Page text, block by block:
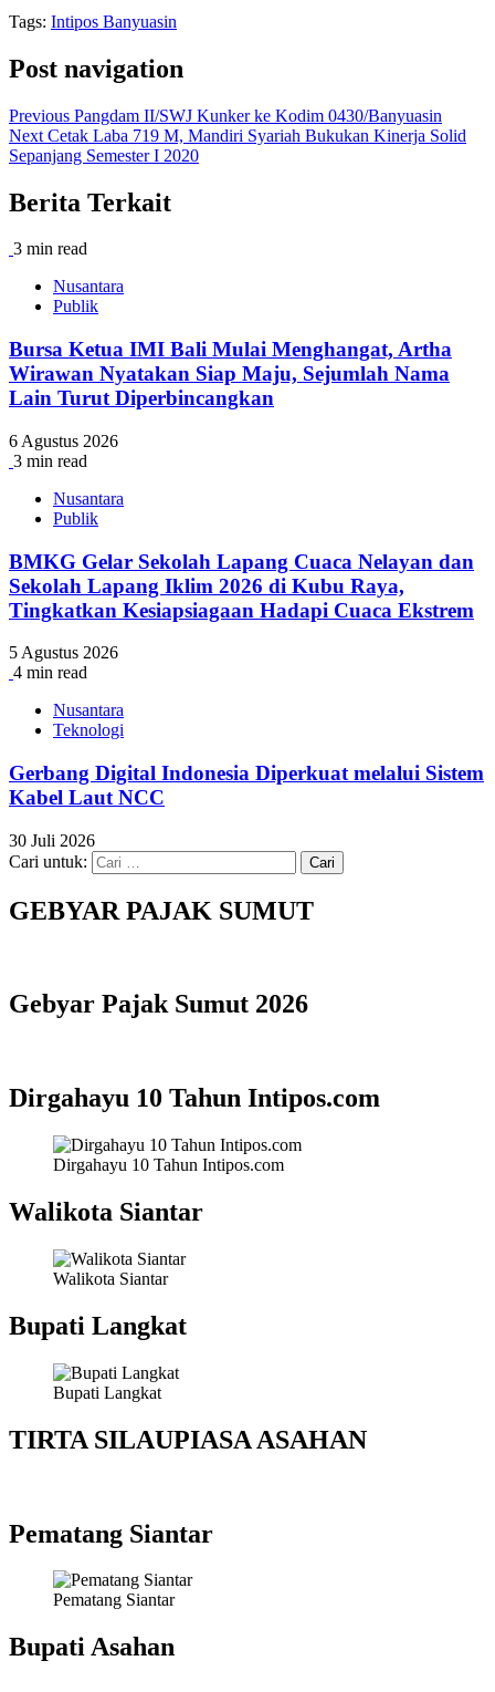
Tags: Intipos Banyuasin
Post navigation
Previous Pangdam II/SWJ Kunker ke Kodim 0430/Banyuasin
Next Cetak Laba 719 M, Mandiri Syariah Bukukan Kinerja Solid
Sepanjang Semester I 2020
Berita Terkait
3 min read
Nusantara
Publik
Bursa Ketua IMI Bali Mulai Menghangat, Artha
Wirawan Nyatakan Siap Maju, Sejumlah Nama
Lain Turut Diperbincangkan
6 Agustus 2026
3 min read
Nusantara
Publik
BMKG Gelar Sekolah Lapang Cuaca Nelayan dan
Sekolah Lapang Iklim 2026 di Kubu Raya,
Tingkatkan Kesiapsiagaan Hadapi Cuaca Ekstrem
5 Agustus 2026
4 min read
Nusantara
Teknologi
Gerbang Digital Indonesia Diperkuat melalui Sistem
Kabel Laut NCC
30 Juli 2026
Cari untuk:
GEBYAR PAJAK SUMUT
Gebyar Pajak Sumut 2026
Dirgahayu 10 Tahun Intipos.com
Dirgahayu 10 Tahun Intipos.com
Walikota Siantar
Walikota Siantar
Bupati Langkat
Bupati Langkat
TIRTA SILAUPIASA ASAHAN
Pematang Siantar
Pematang Siantar
Bupati Asahan